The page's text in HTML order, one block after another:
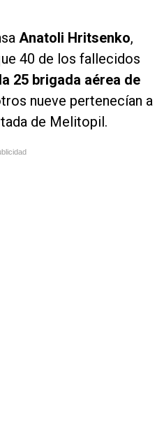
Anatoli Hritsenko,
40 de los fallecidos
25 brigada aérea de
nueve pertenecían a
de Melitopil.